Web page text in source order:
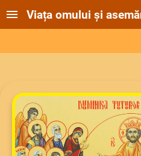
Viața omului și